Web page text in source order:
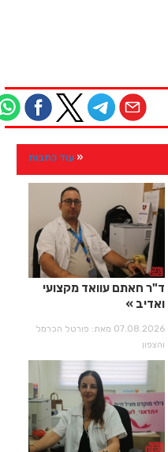
עוד כתבות
ד"ר חאתם עוואד מקצועי
ואדיב
07.08.2026 מאת: פורטל הכרמל
והצפון